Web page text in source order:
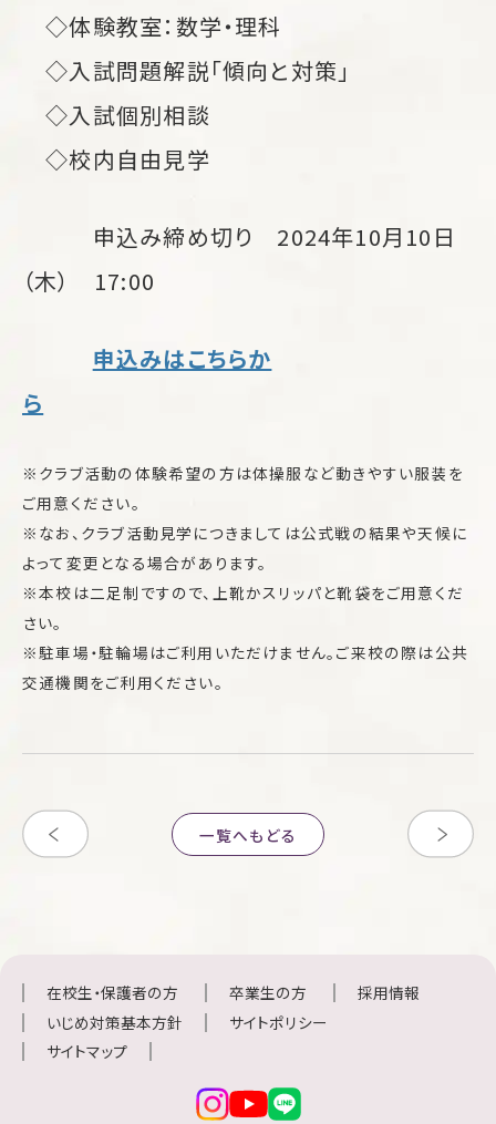
◇体験教室：数学・理科
◇入試問題解説「傾向と対策」
◇入試個別相談
◇校内自由見学
申込み締め切り 2024年10月10日
（木） 17:00
申込みはこちらか
ら
※クラブ活動の体験希望の方は体操服など動きやすい服装を
ご用意ください。
※なお、クラブ活動見学につきましては公式戦の結果や天候に
よって変更となる場合があります。
※本校は二足制ですので、上靴かスリッパと靴袋をご用意くだ
さい。
※駐車場・駐輪場はご利用いただけません。ご来校の際は公共
交通機関をご利用ください。
一覧へもどる
在校生・保護者の方 卒業生の方
採用情報
いじめ対策基本方針
サイトポリシー
サイトマップ